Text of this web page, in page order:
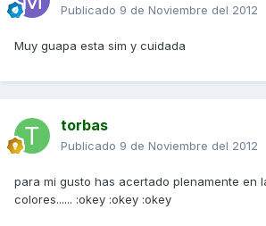
Publicado 9 de Noviembre del 2012
Muy guapa esta sim y cuidada
torbas
Publicado 9 de Noviembre del 2012
para mi gusto has acertado plenamente en
colores...... :okey :okey :okey